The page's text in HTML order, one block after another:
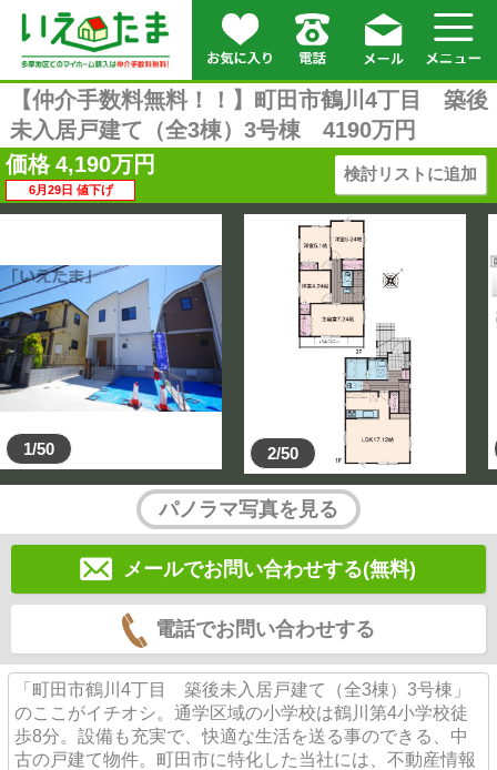
【仲介手数料無料！！】町田市鶴川4丁目 築後
未入居戸建て（全3棟）3号棟 4190万円
価格 4,190万円
6月29日 値下げ
検討リストに追加
1/50 2/50
パノラマ写真を見る
メールでお問い合わせする(無料)
電話でお問い合わせする
「町田市鶴川4丁目 築後未入居戸建て（全3棟）3号棟」
のここがイチオシ。通学区域の小学校は鶴川第4小学校徒
歩8分。設備も充実で、快適な生活を送る事のできる、中
古の戸建て物件。町田市に特化した当社には、不動産情報